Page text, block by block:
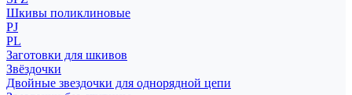
Шкивы поликлиновые
PJ
PL
Заготовки для шкивов
Звёздочки
Двойные звездочки для однорядной цепи